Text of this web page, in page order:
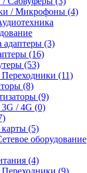
/ Микрофоны (4)
адаптеры (3)
(16)
(53)
(11)
(8)
(9)
/ 4G (0)
(5)
оборудование
(4)
(9)